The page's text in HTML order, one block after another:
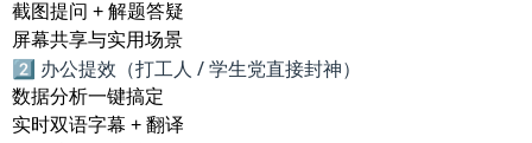
截图提问 + 解题答疑
屏幕共享与实用场景
2️⃣ 办公提效（打工人 / 学生党直接封神）
数据分析一键搞定
实时双语字幕 + 翻译